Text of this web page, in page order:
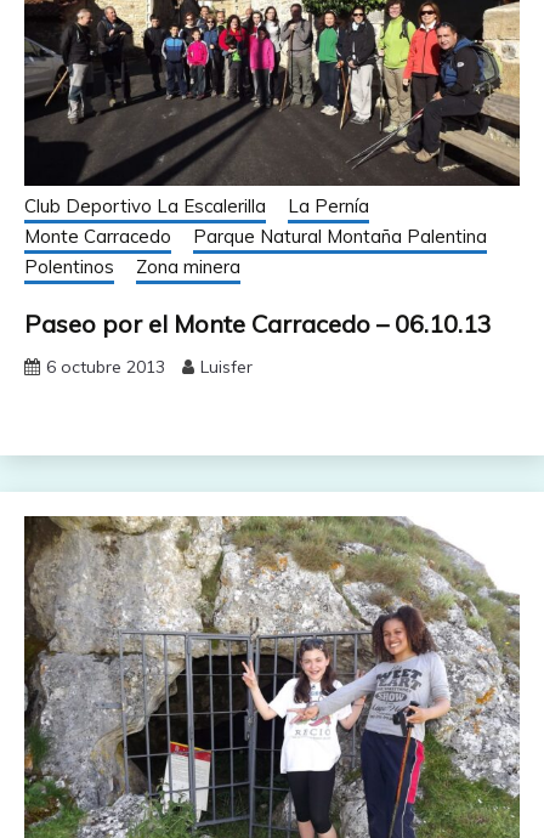
Club Deportivo La Escalerilla
La Pernía
Monte Carracedo
Parque Natural Montaña Palentina
Polentinos
Zona minera
Paseo por el Monte Carracedo – 06.10.13
6 octubre 2013 Luisfer